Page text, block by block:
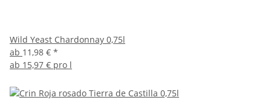
Wild Yeast Chardonnay 0,75l
ab 11,98 € *
ab 15,97 € pro l